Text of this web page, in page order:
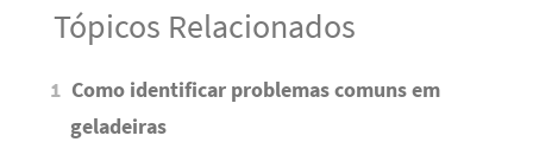
Tópicos Relacionados
Como identificar problemas comuns em
geladeiras